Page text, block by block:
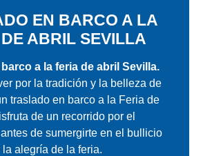
EN BARCO A LA
ABRIL SEVILLA
a la feria de abril Sevilla.
por la tradición y la belleza de
traslado en barco a la Feria de
de un recorrido por el
de sumergirte en el bullicio
la alegría de la feria.